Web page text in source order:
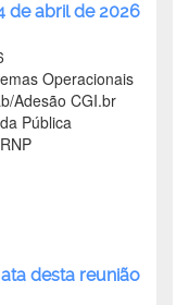
de abril de 2026
Operacionais
Adesão CGI.br
Pública
desta reunião